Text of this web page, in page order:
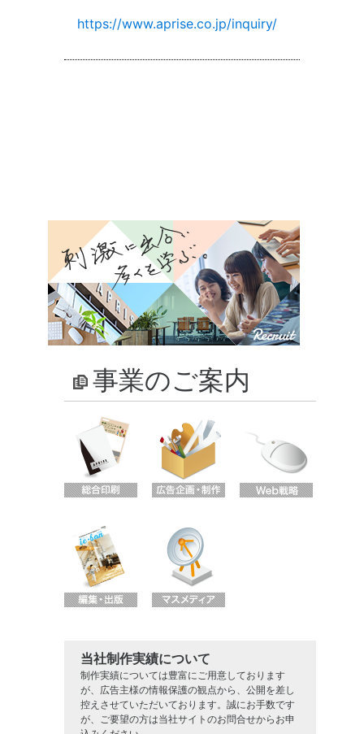
https://www.aprise.co.jp/inquiry/
事業のご案内
当社制作実績について
制作実績については豊富にご用意しております
が、広告主様の情報保護の観点から、公開を差し
控えさせていただいております。誠にお手数です
が、ご要望の方は当社サイトのお問合せからお申